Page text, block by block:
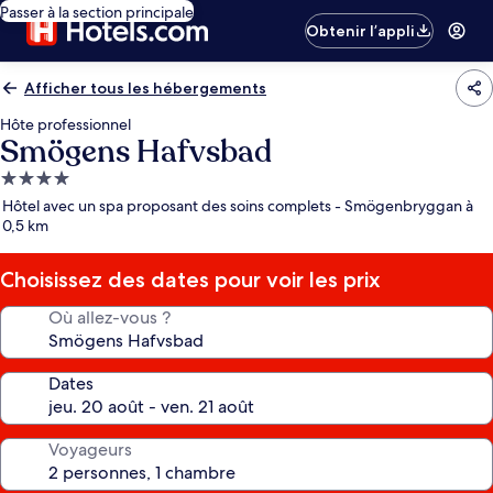
Passer à la section principale
Obtenir l’appli
Afficher tous les hébergements
Hôte professionnel
Smögens Hafvsbad
Hébergement
4.0 étoiles
Hôtel avec un spa proposant des soins complets - Smögenbryggan à
0,5 km
Choisissez des dates pour voir les prix
Où allez-vous ?
Dates
Voyageurs